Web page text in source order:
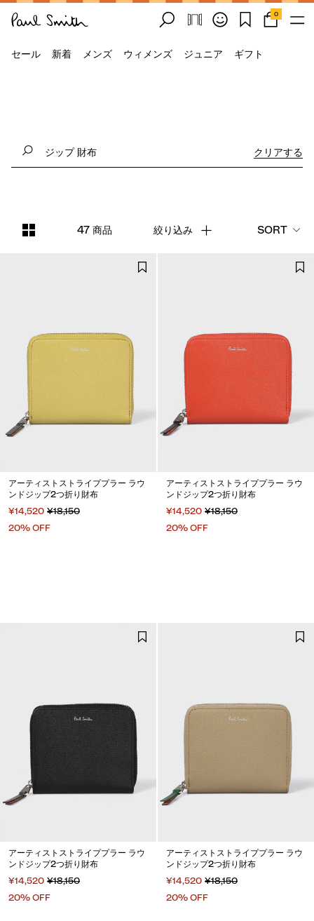
0
セール 新着 メンズ ウィメンズ ジュニア ギフト
クリアする
47 商品 絞り込み SORT
アーティストストライププラー ラウ
ンドジップ2つ折り財布
¥14,520 ¥18,150
20% OFF
アーティストストライププラー ラウ
ンドジップ2つ折り財布
¥14,520 ¥18,150
20% OFF
アーティストストライププラー ラウ
ンドジップ2つ折り財布
¥14,520 ¥18,150
20% OFF
アーティストストライププラー ラウ
ンドジップ2つ折り財布
¥14,520 ¥18,150
20% OFF